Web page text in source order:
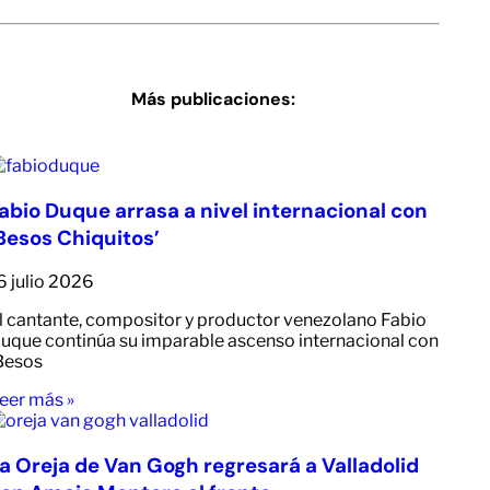
Más publicaciones:
Duque arrasa a nivel internacional con
Chiquitos’
julio 2026
cantante, compositor y productor venezolano Fabio
continúa su imparable ascenso internacional con
más »
Oreja de Van Gogh regresará a Valladolid